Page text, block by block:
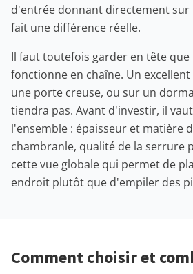
d'entrée donnant directement sur
fait une différence réelle.
Il faut toutefois garder en tête que
fonctionne en chaîne. Un
une porte creuse, ou sur un
tiendra pas. Avant d'investir, il
l'ensemble : épaisseur et matière
chambranle, qualité de la serrure
cette vue globale qui permet de
endroit plutôt que d'empiler des
Comment choisir et